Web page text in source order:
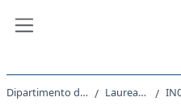
Dipartimento di Ingegneria e Architettura Laurea triennale (DM270)